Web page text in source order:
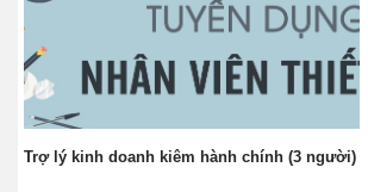
Trợ lý kinh doanh kiêm hành chính (3 người)